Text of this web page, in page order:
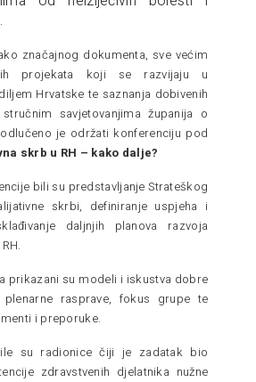
značajnog dokumenta, sve većim
projekata koji se razvijaju u
Hrvatske te saznanja dobivenih
savjetovanjima županija o
je održati konferenciju pod
skrb u RH – kako dalje?
bili su predstavljanje Strateškog
skrbi, definiranje uspjeha i
daljnjih planova razvoja
prikazani su modeli i iskustva dobre
plenarne rasprave, fokus grupe te
i preporuke.
su radionice čiji je zadatak bio
zdravstvenih djelatnika nužne